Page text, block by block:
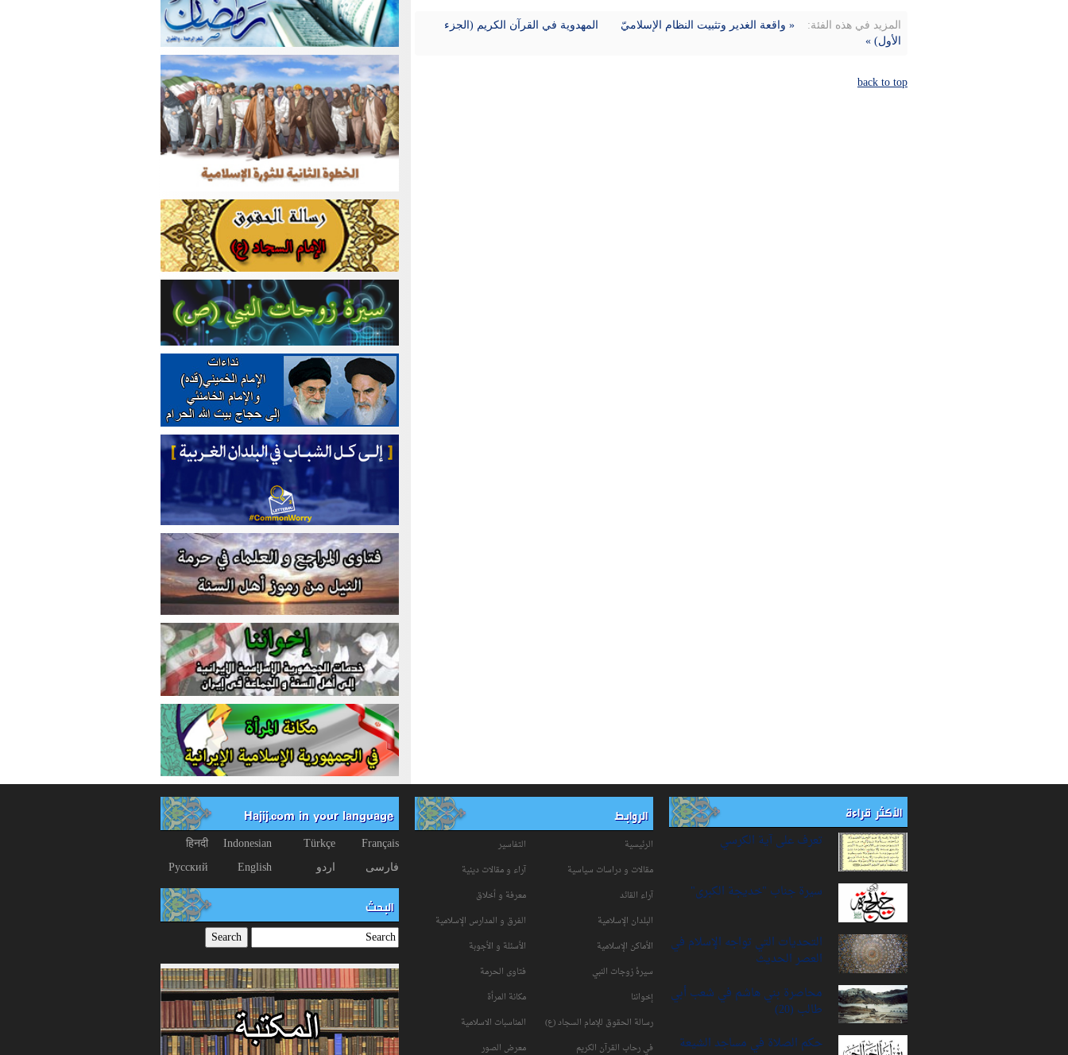
المزيد في هذه الفئة: « واقعة الغدير وتثبيت النظام الإسلاميّ
المهدوية في القرآن الكريم (الجزء
الأول) »
back to top
الأكثر قراءة
تعرف على آية الكرسي
سيرة‌ جناب "خديجة‌ الكبرى"
التحديات التي تواجه الإسلام في
العصر الحديث
محاصرة بني هاشم في شعب أبي
طالب (20)
حكم الصلاة في مساجد الشيعة
الروابط
الرئيسية
التفاسیر
مقالات و دراسات سياسية
آراء و مقالات دينية
آراء القائد
معرفة و أخلاق
البلدان الإسلامية
الفرق و المدارس الإسلامية
الأماكن الإسلامية
الأسئلة و الأجوبة
سیرۀ زوجات النبي
فتاوی الحرمة
إخواننا
مكانة‌ المرأة
رسالة الحقوق للإمام السجاد (ع)
المناسبات الاسلامیة
في رحاب القرآن الکریم
معرض الصور
Hajij.com in your language
Français
Türkçe
Indonesian
हिनदी
فارسی
اردو English
Русский
البحث